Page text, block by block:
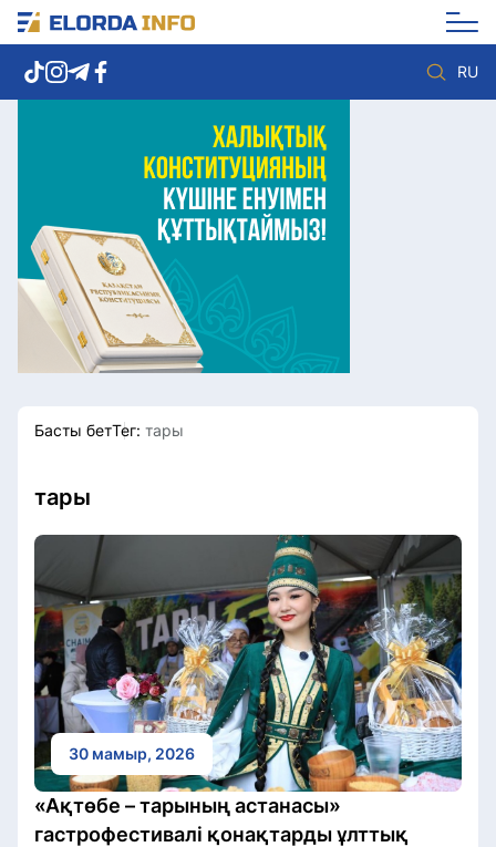
RU
Елорда жаңалықтары
Көзқарас
Саясат
Видео
Әлеумет
Экономика
Спорт
Мәдениет
Басты бетТег: тары
тары
30 мамыр, 2026
«Ақтөбе – тарының астанасы»
гастрофестивалі қонақтарды ұлттық